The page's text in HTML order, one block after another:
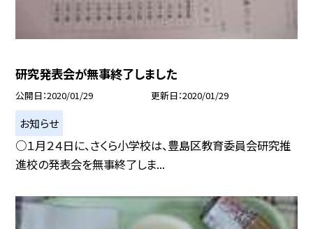
研究発表会が無事終了しました
公開日 2020/01/29 更新日 2020/01/29
お知らせ
○１月２４日に、さくら小学校は、豊島区教育委員会研究推
進校の発表会を無事終了しま...